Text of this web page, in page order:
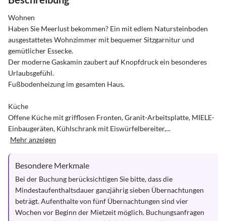
Wohnen
Haben Sie Meerlust bekommen? Ein mit edlem Natursteinboden
ausgestattetes Wohnzimmer mit bequemer Sitzgarnitur und
gemütlicher Essecke.
Der moderne Gaskamin zaubert auf Knopfdruck ein besonderes
Urlaubsgefühl.
Fußbodenheizung im gesamten Haus.
Küche
Offene Küche mit grifflosen Fronten, Granit-Arbeitsplatte, MIELE-
Einbaugeräten, Kühlschrank mit Eiswürfelbereiter,...
Mehr anzeigen
Besondere Merkmale
Bei der Buchung berücksichtigen Sie bitte, dass die
Mindestaufenthaltsdauer ganzjährig sieben Übernachtungen
beträgt. Aufenthalte von fünf Übernachtungen sind vier
Wochen vor Beginn der Mietzeit möglich. Buchungsanfragen